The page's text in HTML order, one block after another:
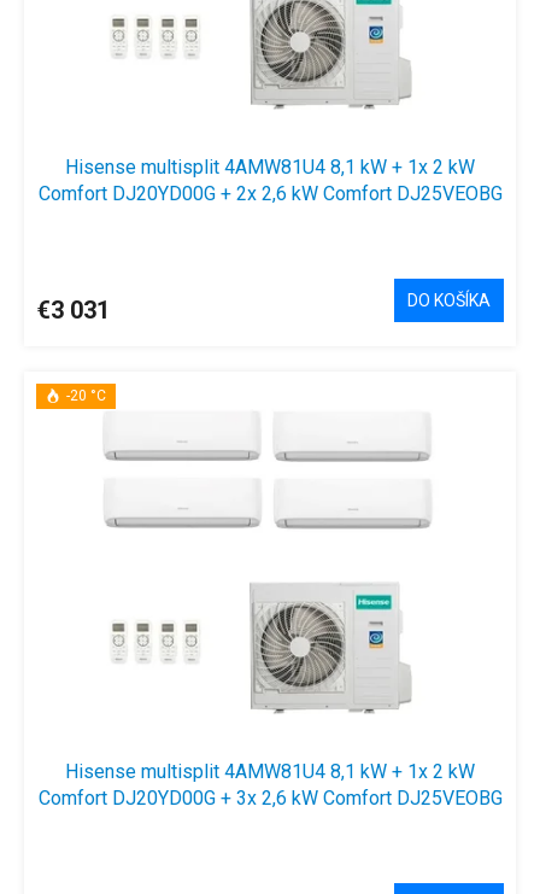
Hisense multisplit 4AMW81U4 8,1 kW + 1x 2 kW
Comfort DJ20YD00G + 2x 2,6 kW Comfort DJ25VEOBG
€3 031 DO KOŠÍKA
-20 °C
Hisense multisplit 4AMW81U4 8,1 kW + 1x 2 kW
Comfort DJ20YD00G + 3x 2,6 kW Comfort DJ25VEOBG